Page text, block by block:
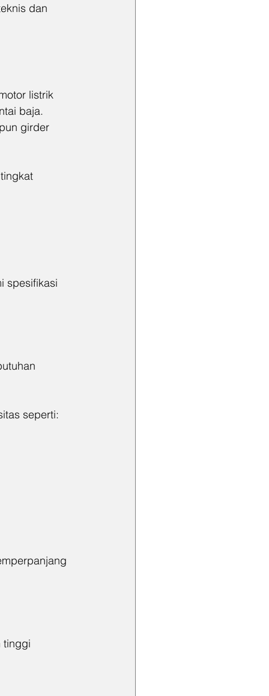
dan
listrik
baja.
girder
spesifikasi
seperti:
tinggi